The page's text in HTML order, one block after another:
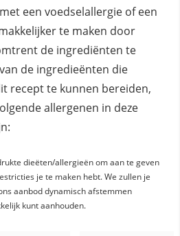
een voedselallergie of een
te maken door
de ingrediënten te
de ingredieënten die
recept te kunnen bereiden,
allergenen in deze
dieëten/allergieën om aan te geven
je te maken hebt. We zullen je
aanbod dynamisch afstemmen
kunt aanhouden.